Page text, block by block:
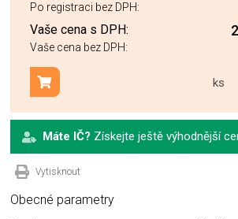
Po registraci bez DPH:
Vaše cena s DPH:
Vaše cena bez DPH:
ks
Přidat do košíku
Máte IČ? Získejte ještě výhodnější
Vytisknout
Obecné parametry